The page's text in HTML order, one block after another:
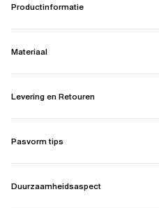
Productinformatie
Materiaal
Levering en Retouren
Pasvorm tips
Duurzaamheidsaspect